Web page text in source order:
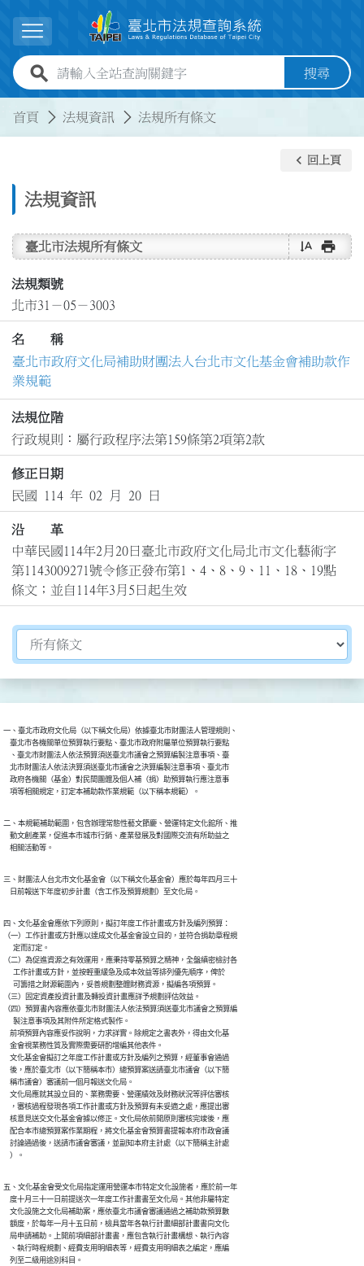
展開選單
全站查詢關鍵字欄位 搜尋
首頁 法規資訊 法規所有條文
法規資訊
keyboard_arrow_left 回上頁
臺北市法規所有條文 text_rotate_vertical print
法規類號
北市31－05－3003
名 稱
臺北市政府文化局補助財團法人台北市文化基金會補助款作
業規範
法規位階
行政規則：屬行政程序法第159條第2項第2款
修正日期
民國 114 年 02 月 20 日
沿 革
中華民國114年2月20日臺北市政府文化局北市文化藝術字
第1143009271號令修正發布第1、4、8、9、11、18、19點
條文；並自114年3月5日起生效
切換選擇法規資訊內容
一、臺北市政府文化局（以下稱文化局）依據臺北市財團法人管理規則、
    臺北市各機關單位預算執行要點、臺北市政府附屬單位預算執行要點
    、臺北市財團法人依法預算須送臺北市議會之預算編製注意事項、臺
    北市財團法人依法決算須送臺北市議會之決算編製注意事項、臺北市
    政府各機關（基金）對民間團體及個人補（捐）助預算執行應注意事
    項等相關規定，訂定本補助款作業規範（以下稱本規範）。
二、本規範補助範圍，包含辦理常態性藝文節慶、營運特定文化館所、推
    動文創產業，促進本市城市行銷、產業發展及對國際交流有所助益之
    相關活動等。
三、財團法人台北市文化基金會（以下稱文化基金會）應於每年四月三十
    日前報送下年度初步計畫（含工作及預算規劃）至文化局。
四、文化基金會應依下列原則，擬訂年度工作計畫或方針及編列預算：
（一）工作計畫或方針應以達成文化基金會設立目的，並符合捐助章程規
      定而訂定。
（二）為促進資源之有效運用，應秉持零基預算之精神，全盤縝密檢討各
      工作計畫或方針，並按輕重緩急及成本效益等排列優先順序，俾於
      可籌措之財源範圍內，妥善規劃整體財務資源，擬編各項預算。
（三）固定資產投資計畫及轉投資計畫應詳予規劃評估效益。
（四）預算書內容應依臺北市財團法人依法預算須送臺北市議會之預算編
      製注意事項及其附件所定格式製作。
    前項預算內容應妥作說明，力求詳實。除規定之書表外，得由文化基
    金會視業務性質及實際需要研酌增編其他表件。
    文化基金會擬訂之年度工作計畫或方針及編列之預算，經董事會通過
    後，應於臺北市（以下簡稱本市）總預算案送請臺北市議會（以下簡
    稱市議會）審議前一個月報送文化局。
    文化局應就其設立目的、業務需要、營運績效及財務狀況等評估審核
    ，審核過程發現各項工作計畫或方針及預算有未妥適之處，應提出審
    核意見送交文化基金會據以修正。文化局依前開原則審核完竣後，應
    配合本市總預算案作業期程，將文化基金會預算書提報本府市政會議
    討論通過後，送請市議會審議，並副知本府主計處（以下簡稱主計處
    ）。
五、文化基金會受文化局指定運用營運本市特定文化設施者，應於前一年
    度十月三十一日前提送次一年度工作計畫書至文化局。其他非屬特定
    文化設施之文化局補助案，應依臺北市議會審議通過之補助款預算數
    額度，於每年一月十五日前，檢具當年各執行計畫細部計畫書向文化
    局申請補助。上開前項細部計畫書，應包含執行計畫構想、執行內容
    、執行時程規劃、經費支用明細表等，經費支用明細表之編定，應編
    列至二級用途別科目。